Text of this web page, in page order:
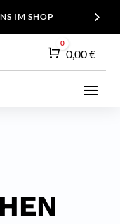
IM SHOP
Warenkorb
0
0,00€